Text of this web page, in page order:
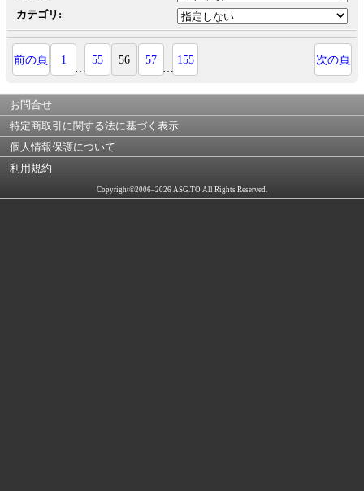
カテゴリ:
前の頁 1
…
55 56 57
…
155 次の頁
お問合せ
特定商取引に関する法に基づく表示
個人情報保護について
利用規約
Copyright©2006–2026 ASG.TO All Rights Reserved.